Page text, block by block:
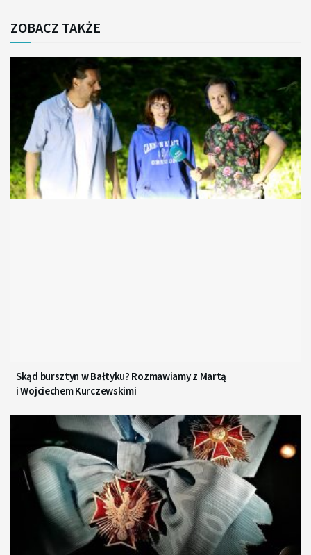
ZOBACZ TAKŻE
Skąd bursztyn w Bałtyku? Rozmawiamy z Martą
i Wojciechem Kurczewskimi